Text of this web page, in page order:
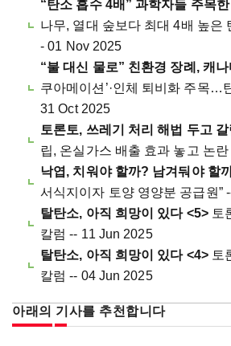
“탄소 흡수 4배” 과학자들 주목한
나무, 열대 숲보다 최대 4배 높은
- 01 Nov 2025
“불 대신 물로” 친환경 장례, 캐
쿠아메이션’·인체 퇴비화 주목…
31 Oct 2025
토론토, 쓰레기 처리 해법 두고 갈
립, 온실가스 배출 효과 놓고 논
낙엽, 치워야 할까? 남겨둬야 할
서식지이자 토양 영양분 공급원”
탈탄소, 아직 희망이 있다 <5>토
칼럼 -- 11 Jun 2025
탈탄소, 아직 희망이 있다 <4>토
칼럼 -- 04 Jun 2025
아래의 기사를 추천합니다